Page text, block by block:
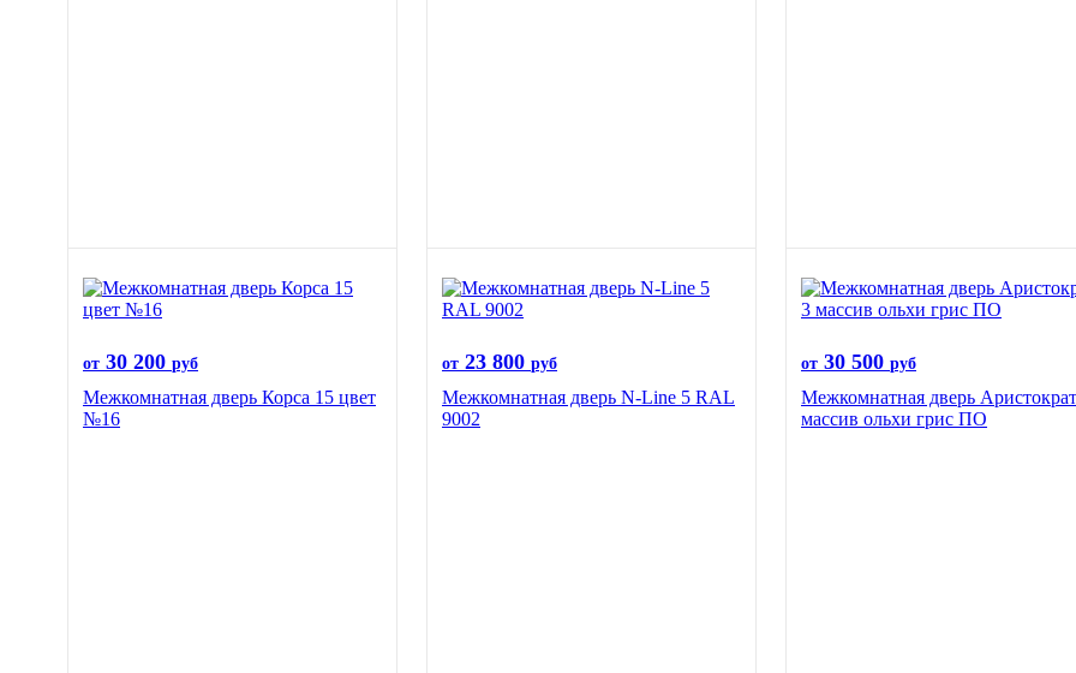
от 30 200 руб
Межкомнатная дверь Корса 15 цвет
№16
от 23 800 руб
Межкомнатная дверь N-Line 5 RAL
9002
от 30 500 руб
Межкомнатная дверь
массив ольхи грис ПО